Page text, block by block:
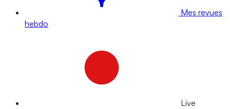
Mes revues
hebdo
Live